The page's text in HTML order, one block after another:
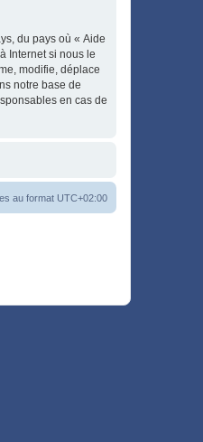
du pays où « Aide
Internet si nous le
modifie, déplace
notre base de
en cas de
au format UTC+02:00